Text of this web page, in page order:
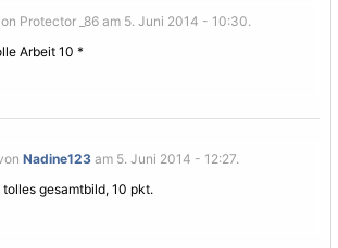
Protector _86 am 5. Juni 2014 - 10:30.
Arbeit 10 *
Nadine123am 5. Juni 2014 - 12:27.
gesamtbild, 10 pkt.